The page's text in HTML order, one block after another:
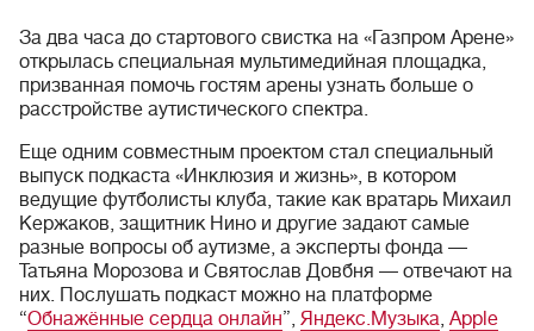
За два часа до стартового свистка на «Газпром Арене»
открылась специальная мультимедийная площадка,
призванная помочь гостям арены узнать больше о
расстройстве аутистического спектра.
Еще одним совместным проектом стал специальный
выпуск подкаста «Инклюзия и жизнь», в котором
ведущие футболисты клуба, такие как вратарь Михаил
Кержаков, защитник Нино и другие задают самые
разные вопросы об аутизме, а эксперты фонда —
Татьяна Морозова и Святослав Довбня — отвечают на
них. Послушать подкаст можно на платформе
“Обнажённые сердца онлайн”, Яндекс.Музыка, Apple